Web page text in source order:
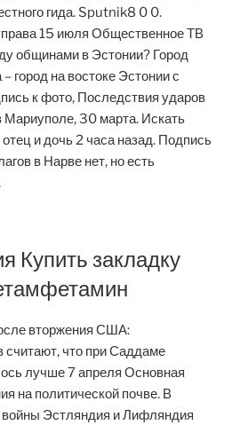
гида. Sputnik8 0 0.
15 июля Общественное ТВ
общинами в Эстонии? Город
город на востоке Эстонии с
к фото, Последствия ударов
Мариуполе, 30 марта. Искать
и дочь 2 часа назад. Подпись
в Нарве нет, но есть
Купить закладку
вторжения США:
считают, что при Саддаме
лучше 7 апреля Основная
на политической почве. В
войны Эстляндия и Лифляндия